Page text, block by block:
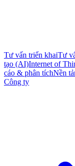
Tư vấn triển khaiTư
tạo (AI)Internet of
cáo & phân tíchNền
Công ty